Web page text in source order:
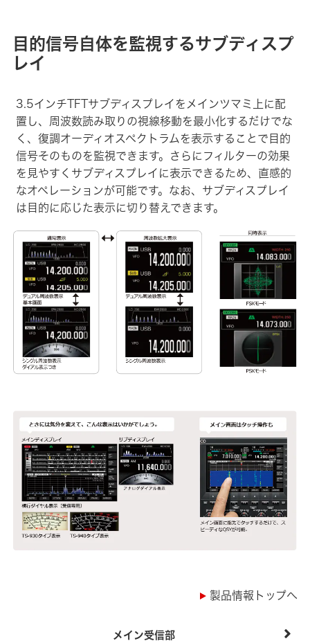
目的信号自体を監視するサブディスプ
レイ
3.5インチTFTサブディスプレイをメインツマミ上に配
置し、周波数読み取りの視線移動を最小化するだけでな
く、復調オーディオスペクトラムを表示することで目的
信号そのものを監視できます。さらにフィルターの効果
を見やすくサブディスプレイに表示できるため、直感的
なオペレーションが可能です。なお、サブディスプレイ
は目的に応じた表示に切り替えできます。
製品情報トップへ
メイン受信部